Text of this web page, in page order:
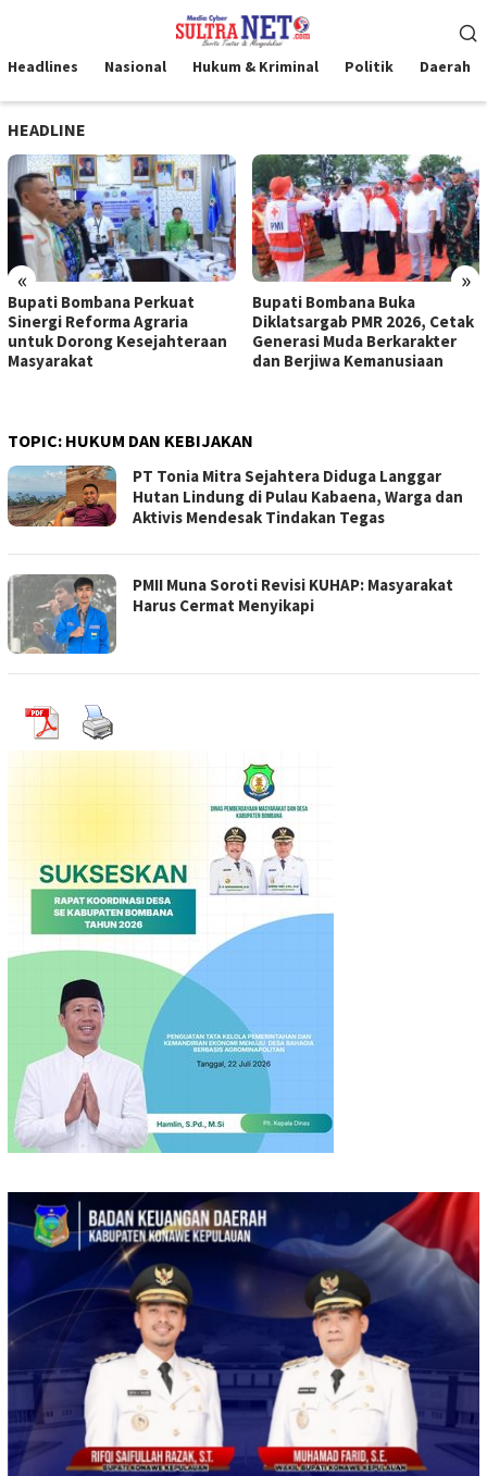
kontenMobile
Headlines Nasional Hukum & Kriminal Politik Daerah
HEADLINE
« »
Bupati Bombana Perkuat
Sinergi Reforma Agraria
untuk Dorong Kesejahteraan
Masyarakat
Bupati Bombana Buka
Diklatsargab PMR 2026, Cetak
Generasi Muda Berkarakter
dan Berjiwa Kemanusiaan
TOPIC: HUKUM DAN KEBIJAKAN
PT Tonia Mitra Sejahtera Diduga Langgar
Hutan Lindung di Pulau Kabaena, Warga dan
Aktivis Mendesak Tindakan Tegas
PMII Muna Soroti Revisi KUHAP: Masyarakat
Harus Cermat Menyikapi